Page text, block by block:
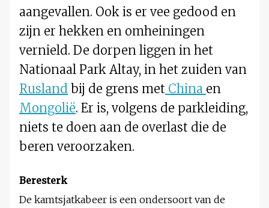
aangevallen. Ook is er vee gedood en
zijn er hekken en omheiningen
vernield. De dorpen liggen in het
Nationaal Park Altay, in het zuiden van
Rusland bij de grens met China en
Mongolië. Er is, volgens de parkleiding,
niets te doen aan de overlast die de
beren veroorzaken.
Beresterk
De kamtsjatkabeer is een ondersoort van de